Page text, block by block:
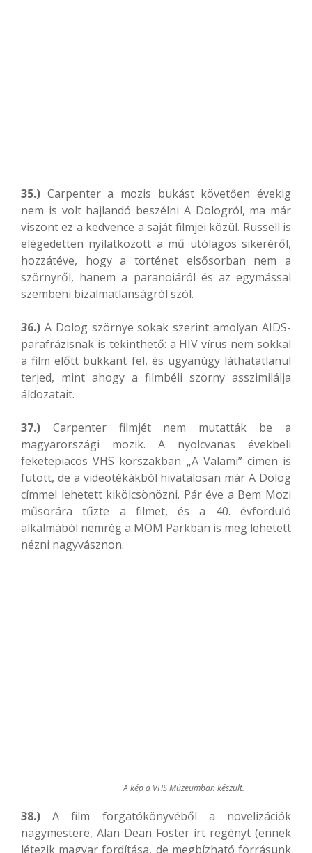
35.) Carpenter a mozis bukást követően évekig
nem is volt hajlandó beszélni A Dologról, ma már
viszont ez a kedvence a saját filmjei közül. Russell is
elégedetten nyilatkozott a mű utólagos sikeréről,
hozzátéve, hogy a történet elsősorban nem a
szörnyről, hanem a paranoiáról és az egymással
szembeni bizalmatlanságról szól.
36.) A Dolog szörnye sokak szerint amolyan AIDS-
parafrázisnak is tekinthető: a HIV vírus nem sokkal
a film előtt bukkant fel, és ugyanúgy láthatatlanul
terjed, mint ahogy a filmbéli szörny asszimilálja
áldozatait.
37.) Carpenter filmjét nem mutatták be a
magyarországi mozik. A nyolcvanas évekbeli
feketepiacos VHS korszakban „A Valami” címen is
futott, de a videotékákból hivatalosan már A Dolog
címmel lehetett kikölcsönözni. Pár éve a Bem Mozi
műsorára tűzte a filmet, és a 40. évforduló
alkalmából nemrég a MOM Parkban is meg lehetett
nézni nagyvásznon.
A kép a VHS Múzeumban készült.
38.) A film forgatókönyvéből a novelizációk
nagymestere, Alan Dean Foster írt regényt (ennek
létezik magyar fordítása, de megbízható forrásunk